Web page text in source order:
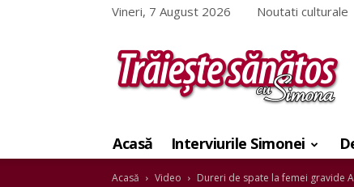
Vineri, 7 August 2026 Noutati culturale
sanatos
cu
Simona
Acasă Interviurile Simonei
Acasă Video Dureri de spate la femei gravide